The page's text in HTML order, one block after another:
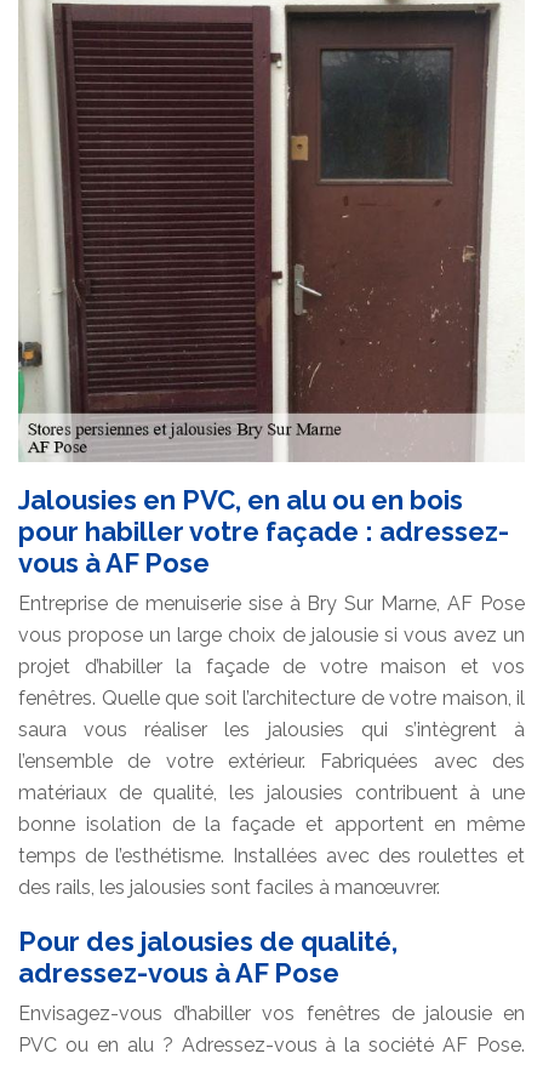
Jalousies en PVC, en alu ou en bois
pour habiller votre façade : adressez-
vous à AF Pose
Entreprise de menuiserie sise à Bry Sur Marne, AF Pose
vous propose un large choix de jalousie si vous avez un
projet d’habiller la façade de votre maison et vos
fenêtres. Quelle que soit l’architecture de votre maison, il
saura vous réaliser les jalousies qui s’intègrent à
l’ensemble de votre extérieur. Fabriquées avec des
matériaux de qualité, les jalousies contribuent à une
bonne isolation de la façade et apportent en même
temps de l’esthétisme. Installées avec des roulettes et
des rails, les jalousies sont faciles à manœuvrer.
Pour des jalousies de qualité,
adressez-vous à AF Pose
Envisagez-vous d’habiller vos fenêtres de jalousie en
PVC ou en alu ? Adressez-vous à la société AF Pose.